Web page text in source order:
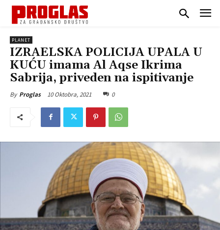
PLANET
IZRAELSKA POLICIJA UPALA U
KUĆU imama Al Aqse Ikrima
Sabrija, priveden na ispitivanje
By Proglas 10 Oktobra, 2021 0